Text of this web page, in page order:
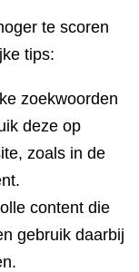
te scoren
tips:
zoekwoorden
deze op
zoals in de
content die
gebruik daarbij